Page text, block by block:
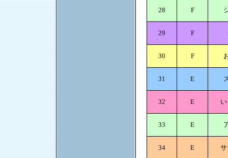
28 F
29 F
30 F
31 E
32 E
33 E
34 E